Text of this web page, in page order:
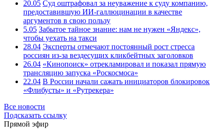
20.05 Суд оштрафовал за неуважение к суду компанию,
предоставившую ИИ-галлюцинации в качестве
аргументов в свою пользу
5.05 Забытое тайное знание: нам не нужен «Яндекс»,
чтобы уехать на такси
28.04 Эксперты отмечают постоянный рост стресса
россиян из-за вездесущих кликбейтных заголовков
26.04 «Кинопоиск» отрекламировал и показал прямую
трансляцию запуска «Роскосмоса»
22.04 В России начали сажать инициаторов блокировок
«Флибусты» и «Рутрекера»
Все новости
Подсказать ссылку
Прямой эфир